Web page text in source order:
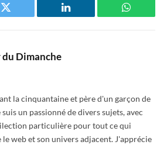
Twitter LinkedIn
du Dimanche
la cinquantaine et père d'un garçon de
suis un passionné de divers sujets, avec
particulière pour tout ce qui
le web et son univers adjacent. J'apprécie